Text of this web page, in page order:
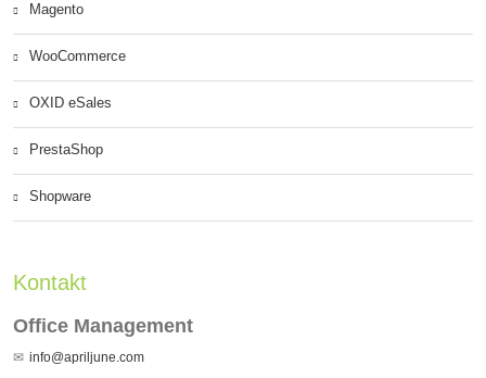
Magento
WooCommerce
OXID eSales
PrestaShop
Shopware
Kontakt
Office Management
info@apriljune.com